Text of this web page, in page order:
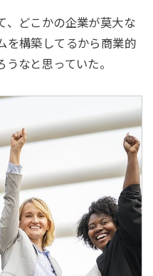
、どこかの企業が莫大な
を構築してるから商業的
なと思っていた。